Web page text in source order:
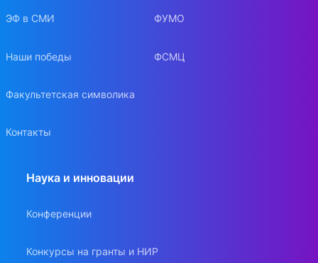
ЭФ в СМИ
Наши победы
Факультетская символика
Контакты
ФУМО
ФСМЦ
Наука и инновации
Конференции
Конкурсы на гранты и НИР